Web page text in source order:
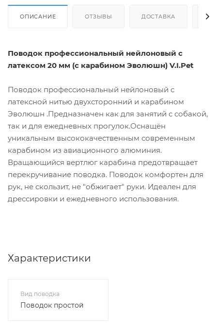
ОПИСАНИЕ ОТЗЫВЫ ДОСТАВКА
Поводок профессиональный нейлоновый с
латексом 20 мм (с карабином Эволюшн) V.I.Pet
Поводок профессиональный нейлоновый с
латексной нитью двухсторонний и карабином
Эволюшн .Предназначен как для занятий с собакой,
так и для ежедневных прогулок.Оснащён
уникальным высококачественным современным
карабином из авиационного алюминия.
Вращающийся вертлюг карабина предотвращает
перекручивание поводка. Поводок комфортен для
рук, не скользит, не "обжигает" руки. Идеален для
дрессировки и ежедневного использования.
Характеристики
Вид поводка
Поводок простой